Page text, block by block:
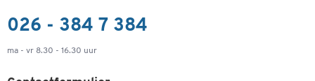
026 - 384 7 384
ma - vr 8.30 - 16.30 uur